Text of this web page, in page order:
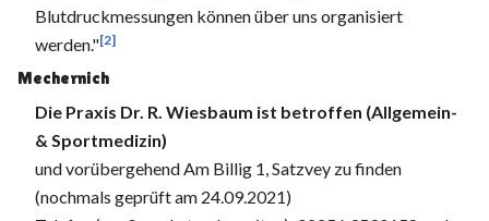
Blutdruckmessungen können über uns organisiert
werden."[2]
Mechernich
Die Praxis Dr. R. Wiesbaum ist betroffen (Allgemein-
& Sportmedizin)
und vorübergehend Am Billig 1, Satzvey zu finden
(nochmals geprüft am 24.09.2021)